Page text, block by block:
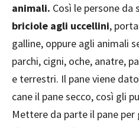
animali. Così le persone da
briciole agli uccellini,
galline, oppure agli animali
parchi, cigni, oche, anatre,
e terrestri. Il pane viene
cane il pane secco, così gli
Mettere da parte il pane